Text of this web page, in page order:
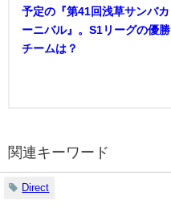
予定の『第41回浅草サンバカ
ーニバル』。S1リーグの優勝
チームは？
関連キーワード
Direct